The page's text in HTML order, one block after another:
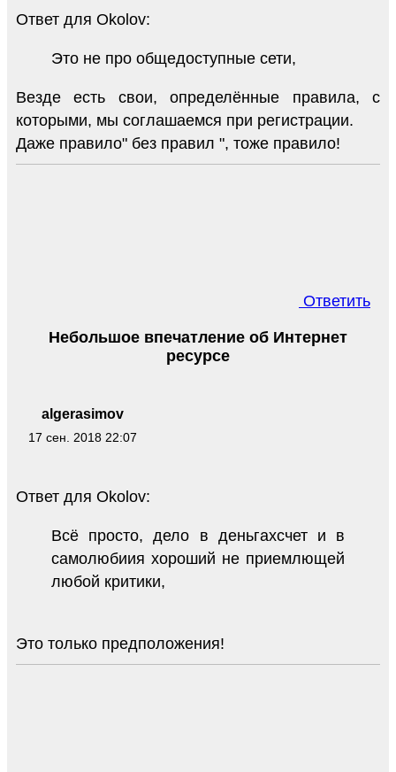
Ответ для Okolov:
Это не про общедоступные сети,
Везде есть свои, определённые правила, с
которыми, мы соглашаемся при регистрации.
Даже правило" без правил ", тоже правило!
Ответить
algerasimov
17 сен. 2018 22:07
Небольшое впечатление об Интернет
ресурсе
Ответ для Okolov:
Всё просто, дело в деньгахсчет и в
самолюбиия хороший не приемлющей
любой критики,
Это только предположения!